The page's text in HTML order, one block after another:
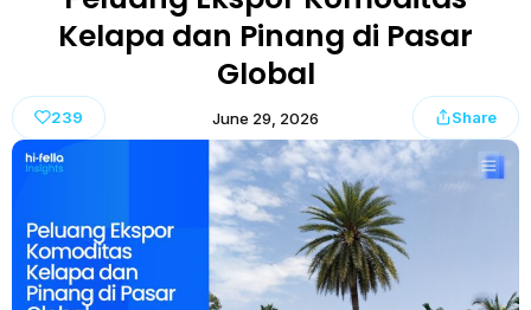
Kelapa dan Pinang di Pasar
Global
239 June 29, 2026 Share